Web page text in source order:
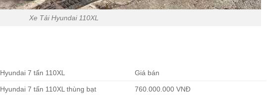
Xe Tải Hyundai 110XL
Hyundai 7 tấn 110XL Giá bán
Hyundai 7 tấn 110XL thùng bạt 760.000.000 VNĐ